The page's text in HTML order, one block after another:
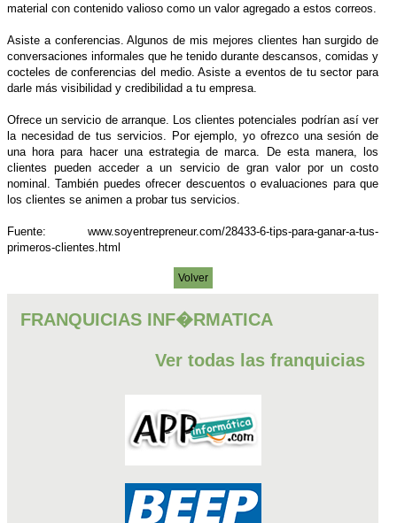
material con contenido valioso como un valor agregado a estos correos.
Asiste a conferencias. Algunos de mis mejores clientes han surgido de
conversaciones informales que he tenido durante descansos, comidas y
cocteles de conferencias del medio. Asiste a eventos de tu sector para
darle más visibilidad y credibilidad a tu empresa.
Ofrece un servicio de arranque. Los clientes potenciales podrían así ver
la necesidad de tus servicios. Por ejemplo, yo ofrezco una sesión de
una hora para hacer una estrategia de marca. De esta manera, los
clientes pueden acceder a un servicio de gran valor por un costo
nominal. También puedes ofrecer descuentos o evaluaciones para que
los clientes se animen a probar tus servicios.
Fuente: www.soyentrepreneur.com/28433-6-tips-para-ganar-a-tus-
primeros-clientes.html
Volver
FRANQUICIAS INF�RMATICA
Ver todas las franquicias